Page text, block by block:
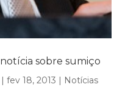
sobre sumiço
| fev 18, 2013 | Notícias